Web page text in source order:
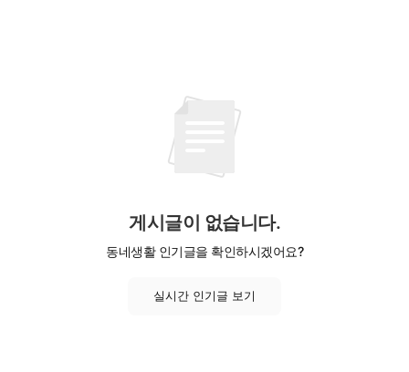
게시글이 없습니다.
동네생활 인기글을 확인하시겠어요?
실시간 인기글 보기